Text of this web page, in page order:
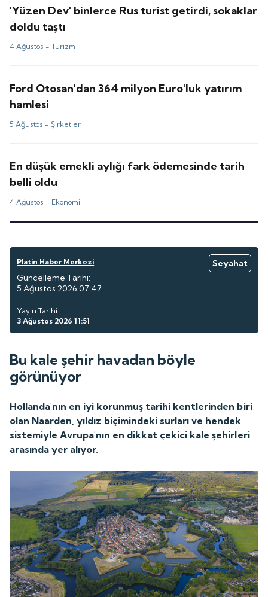
'Yüzen Dev' binlerce Rus turist getirdi, sokaklar
doldu taştı
4 Ağustos -Turizm
Ford Otosan'dan 364 milyon Euro'luk yatırım
hamlesi
5 Ağustos -Şirketler
En düşük emekli aylığı fark ödemesinde tarih
belli oldu
4 Ağustos - Ekonomi
Platin Haber Merkezi
Seyahat
Güncelleme Tarihi:
5 Ağustos 2026 07:47
Yayın Tarihi:
3 Ağustos 2026 11:51
Bu kale şehir havadan böyle
görünüyor
Hollanda'nın en iyi korunmuş tarihi kentlerinden biri
olan Naarden, yıldız biçimindeki surları ve hendek
sistemiyle Avrupa'nın en dikkat çekici kale şehirleri
arasında yer alıyor.